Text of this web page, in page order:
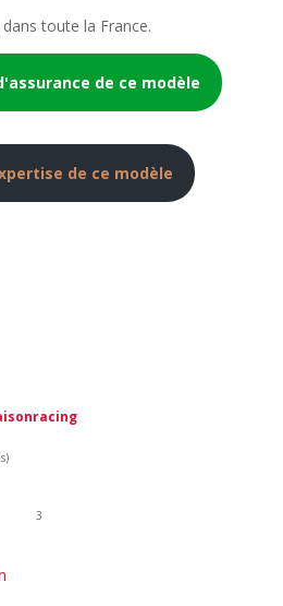
toute la France.
de ce modèle
de ce modèle
3